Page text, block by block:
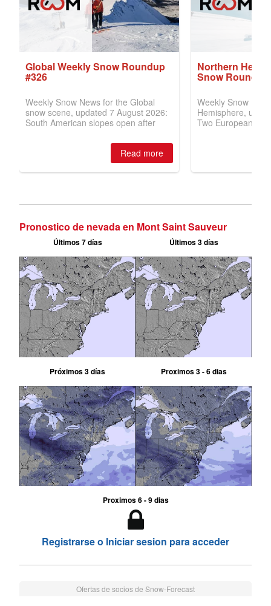
Pronostico de nevada en Mont Saint Sauveur
Últimos 7 días Últimos 3 días
Próximos 3 días Proximos 3 - 6 dias
Proximos 6 - 9 dias
Registrarse o Iniciar sesion para acceder
Ofertas de socios de Snow-Forecast